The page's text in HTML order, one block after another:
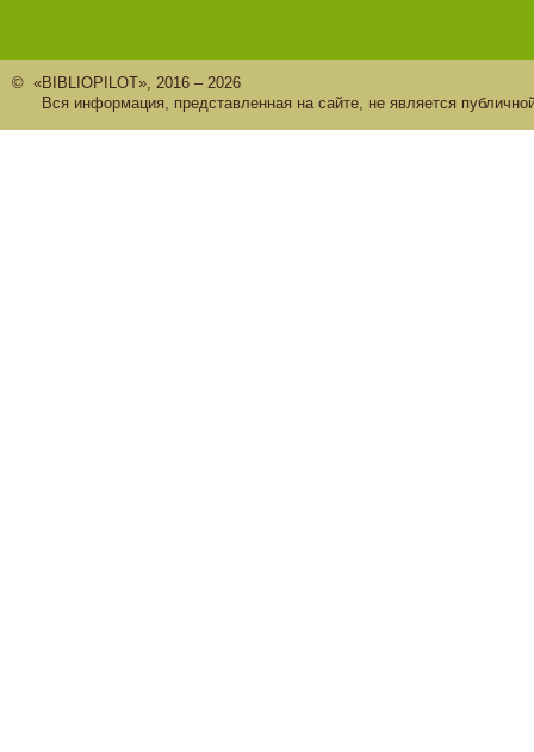
© «BIBLIOPILOT», 2016 – 2026
Вся информация, представленная на сайте, не является